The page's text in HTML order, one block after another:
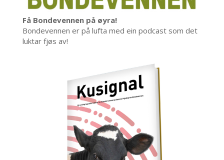
Få Bondevennen på øyra!
Bondevennen er på lufta med ein podcast som det
luktar fjøs av!